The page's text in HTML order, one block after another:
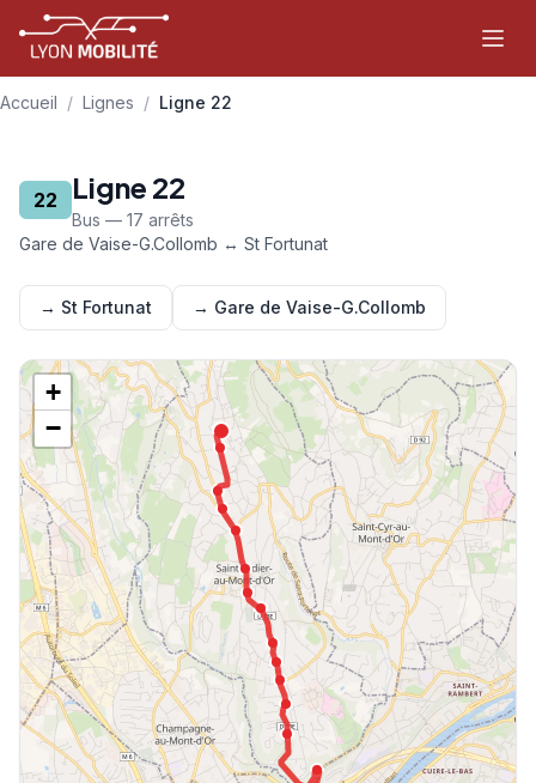
Aller au contenu principal
Accueil / Lignes / Ligne 22
22 Ligne 22
Bus — 17 arrêts
Gare de Vaise-G.Collomb ↔ St Fortunat
→ St Fortunat → Gare de Vaise-G.Collomb
+
−